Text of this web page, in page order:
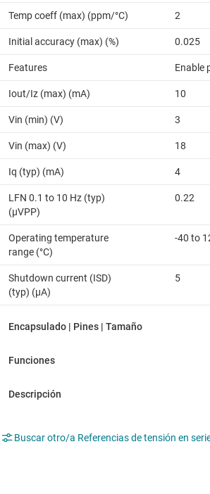
Temp coeff (max) (ppm/°C) 2
Initial accuracy (max) (%) 0.025
Features Enable
Iout/Iz (max) (mA) 10
Vin (min) (V) 3
Vin (max) (V) 18
Iq (typ) (mA) 4
LFN 0.1 to 10 Hz (typ)
(µVPP)
0.22
Operating temperature
range (°C)
-40 to
Shutdown current (ISD)
(typ) (µA)
5
Buscar otro/a Referencias de tensión en